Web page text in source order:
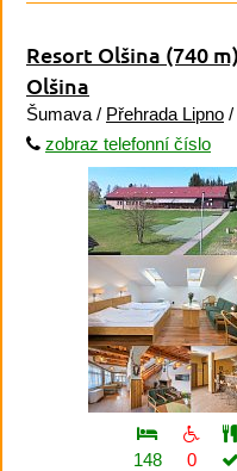
Resort Olšina (740 m)
Olšina
Šumava / Přehrada Lipno /
zobraz telefonní číslo
148
0